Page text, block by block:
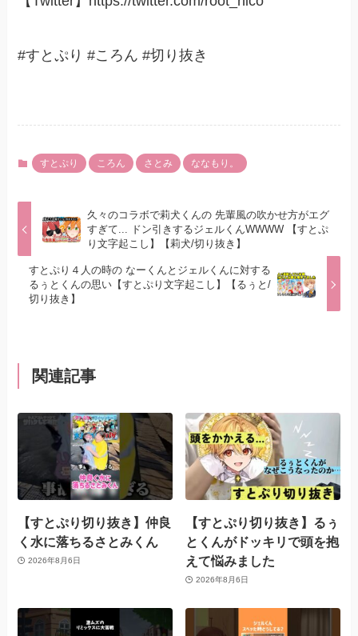
#すとぷり #ころん #切り抜き
すとぷり ころん さとみ ななもり。
久々のコラボで莉犬くんの 先輩風の吹かせ方がエグ
すぎて... ドン引きするジェルくんWWWW 【すとぷ
り文字起こし】【莉犬/切り抜き】
すとぷり４人の時の なーくんとジェルくんに対する
るぅとくんの思い【すとぷり文字起こし】【るぅと/
切り抜き】
関連記事
【すとぷり切り抜き】仲良
く水に落ちるさとみくん
2026年8月6日
【すとぷり切り抜き】るぅ
とくんがドッキリで頭を抱
えて悩みました
2026年8月6日